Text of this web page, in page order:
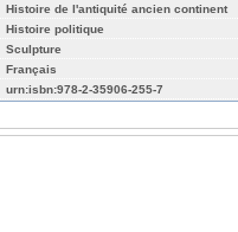
Histoire de l'antiquité ancien continent
Histoire politique
Sculpture
Français
urn:isbn:978-2-35906-255-7